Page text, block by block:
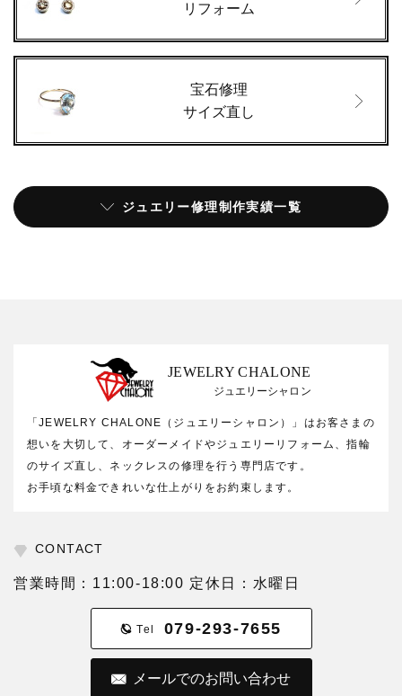
リフォーム
宝石修理
サイズ直し
ジュエリー修理制作実績一覧
JEWELRY CHALONE
ジュエリーシャロン
「JEWELRY CHALONE（ジュエリーシャロン）」はお客さまの
想いを大切して、オーダーメイドやジュエリーリフォーム、指輪
のサイズ直し、ネックレスの修理を行う専門店です。
お手頃な料金できれいな仕上がりをお約束します。
CONTACT
営業時間：11:00-18:00 定休日：水曜日
Tel 079-293-7655
メールでのお問い合わせ